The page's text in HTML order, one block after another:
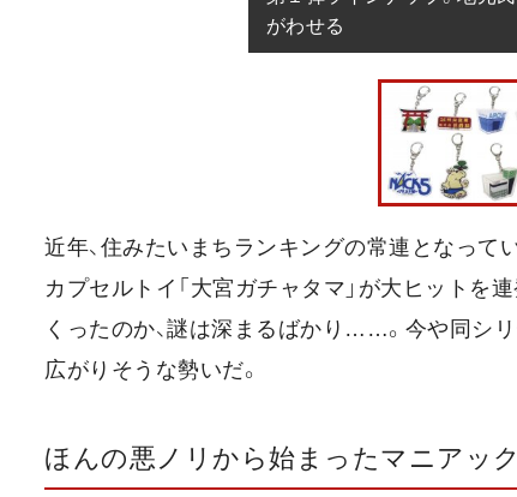
がわせる
近年、住みたいまちランキングの常連となって
カプセルトイ「大宮ガチャタマ」が大ヒットを
くったのか、謎は深まるばかり……。今や同シ
広がりそうな勢いだ。
ほんの悪ノリから始まったマニアッ